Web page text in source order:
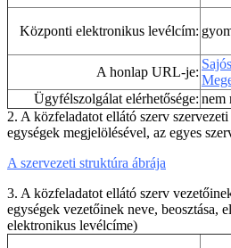
Központi elektronikus levélcím:
A honlap URL-je:
Ügyfélszolgálat elérhetősége: nem
2. A közfeladatot ellátó szerv
egységek megjelölésével, az egyes
A szervezeti struktúra ábrája
3. A közfeladatot ellátó szerv
egységek vezetőinek neve, beosztása,
elektronikus levélcíme)